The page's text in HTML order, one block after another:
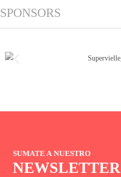
SPONSORS
SUMATE A NUESTRO
NEWSLETTER